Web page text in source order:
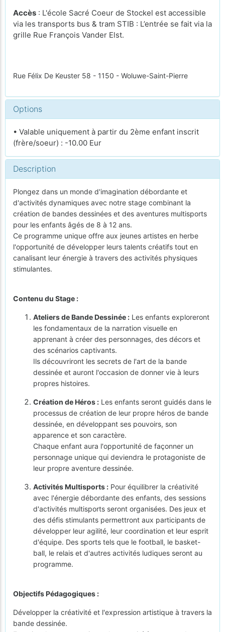
Accès : L'école Sacré Coeur de Stockel est accessible
via les transports bus & tram STIB : L’entrée se fait via la
grille Rue François Vander Elst.
Rue Félix De Keuster 58 - 1150 - Woluwe-Saint-Pierre
Options
• Valable uniquement à partir du 2ème enfant inscrit
(frère/soeur) : -10.00 Eur
Description
Plongez dans un monde d'imagination débordante et
d'activités dynamiques avec notre stage combinant la
création de bandes dessinées et des aventures multisports
pour les enfants âgés de 8 à 12 ans.
Ce programme unique offre aux jeunes artistes en herbe
l'opportunité de développer leurs talents créatifs tout en
canalisant leur énergie à travers des activités physiques
stimulantes.
Contenu du Stage :
Ateliers de Bande Dessinée : Les enfants exploreront
les fondamentaux de la narration visuelle en
apprenant à créer des personnages, des décors et
des scénarios captivants.
Ils découvriront les secrets de l'art de la bande
dessinée et auront l'occasion de donner vie à leurs
propres histoires.
Création de Héros : Les enfants seront guidés dans le
processus de création de leur propre héros de bande
dessinée, en développant ses pouvoirs, son
apparence et son caractère.
Chaque enfant aura l'opportunité de façonner un
personnage unique qui deviendra le protagoniste de
leur propre aventure dessinée.
Activités Multisports : Pour équilibrer la créativité
avec l'énergie débordante des enfants, des sessions
d'activités multisports seront organisées. Des jeux et
des défis stimulants permettront aux participants de
développer leur agilité, leur coordination et leur esprit
d'équipe. Des sports tels que le football, le basket-
ball, le relais et d'autres activités ludiques seront au
programme.
Objectifs Pédagogiques :
Développer la créativité et l'expression artistique à travers la
bande dessinée.